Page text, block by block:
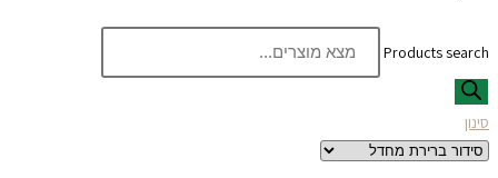
Products search
סינון